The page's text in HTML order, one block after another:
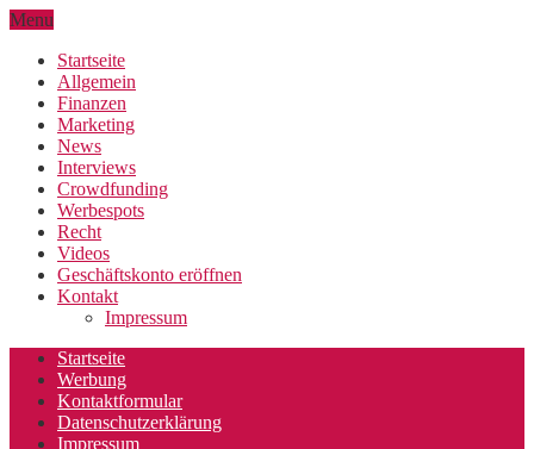
Menu
Startseite
Allgemein
Finanzen
Marketing
News
Interviews
Crowdfunding
Werbespots
Recht
Videos
Geschäftskonto eröffnen
Kontakt
Impressum
Startseite
Werbung
Kontaktformular
Datenschutzerklärung
Impressum